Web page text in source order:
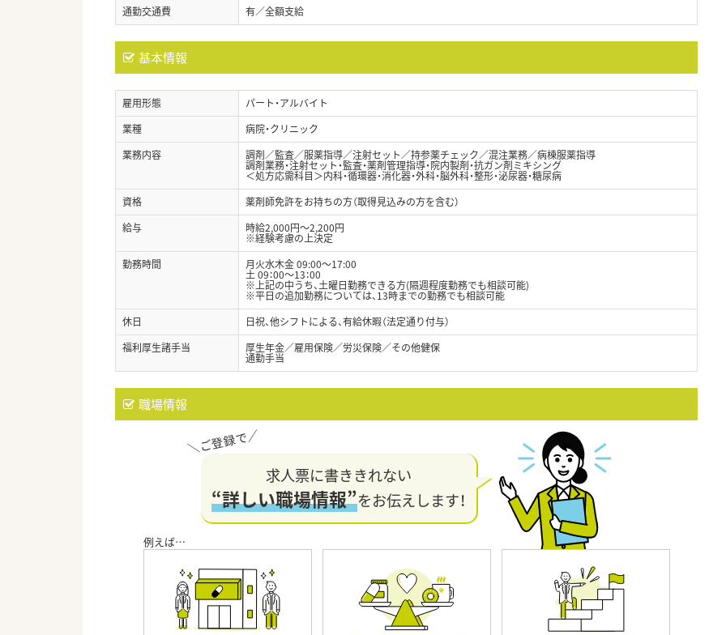
通勤交通費
有／全額支給
基本情報
雇用形態
パート・アルバイト
業種
病院・クリニック
業務内容
調剤／監査／服薬指導／注射セット／持参薬チェック／混注業務／病棟服薬指導
調剤業務・注射セット・監査・薬剤管理指導・院内製剤・抗ガン剤ミキシング
＜処方応需科目＞内科・循環器・消化器・外科・脳外科・整形・泌尿器・糖尿病
資格
薬剤師免許をお持ちの方（取得見込みの方を含む）
給与
時給2,000円～2,200円
※経験考慮の上決定
勤務時間
月火水木金 09:00～17:00
土 09：00～13：00
※上記の中うち、土曜日勤務できる方(隔週程度勤務でも相談可能)
※平日の追加勤務については、13時までの勤務でも相談可能
休日
日祝、他シフトによる、有給休暇（法定通り付与）
福利厚生諸手当
厚生年金／雇用保険／労災保険／その他健保
通勤手当
職場情報
求人票に書ききれない
“詳しい職場情報”をお伝えします！